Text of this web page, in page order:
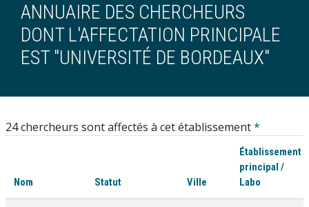
ANNUAIRE DES CHERCHEURS
DONT L'AFFECTATION PRINCIPALE
EST "UNIVERSITÉ DE BORDEAUX"
24 chercheurs sont affectés à cet établissement*
Nom Statut Ville
Établissement
principal /
Labo